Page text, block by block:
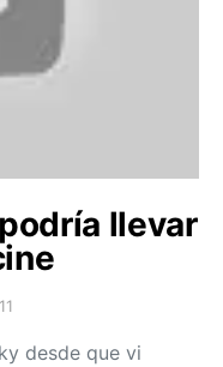
llevar
desde que vi